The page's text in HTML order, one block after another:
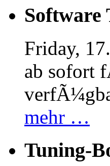
Software
Friday,
ab sofort
mehr …
Tuning-